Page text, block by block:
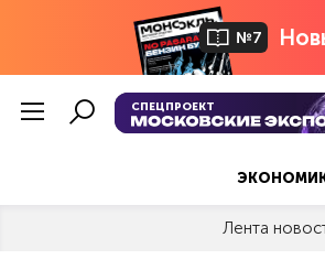
№7
СПЕЦПРОЕКТ
Лента